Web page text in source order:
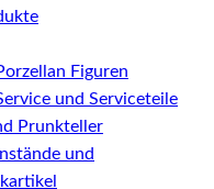
Figuren
und Serviceteile
Prunkteller
und